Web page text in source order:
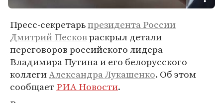
Пресс-секретарьпрезидента России
Дмитрий Песковраскрыл детали
переговоров российского лидера
Владимира Путина и его белорусского
коллегиАлександра Лукашенко. Об этом
сообщаетРИА Новости.